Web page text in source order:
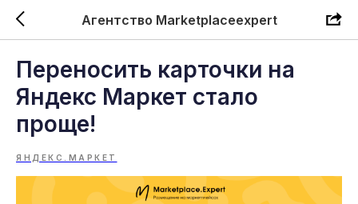
Агентство Marketplaceexpert
Переносить карточки на
Яндекс Маркет стало
проще!
ЯНДЕКС.МАРКЕТ